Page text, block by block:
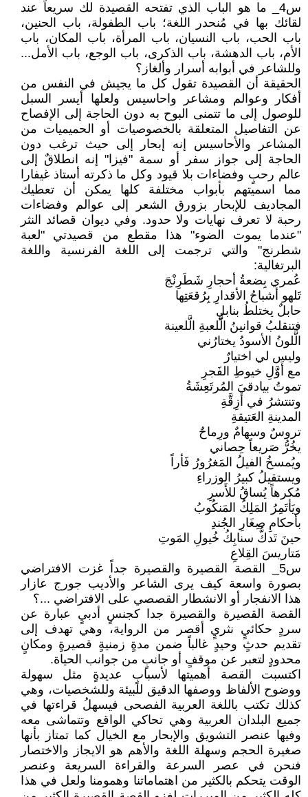
س4_ ما هو الباب الذي تفتحه القصيدة لك سريعاً عند
لقائك بها في مُنحدر اللغة؛ باب الطفولة، باب الحنين،
باب الحب، باب النسيان، باب المرأة، باب المكان، باب
الأم، باب الدهشة، باب الذكرى، باب الوجع، باب الأمل...
وللشاعر في أبوابه أسرار وألغاز؟
الحقيقة أن القصيدة تقول كل ما يجيش في النفس من
أفكار وعوالم ومشاعر واحاسيس ولعلها أيسر السبل
للوصول إلى ما تتمنى البوح به دون الحاجة إلى الإفصاح
عن التفاصيل المتعلقة بالخصوصيات أو الحميميات من
المشاعر والأحاسيس إنه إبحار إلى حيث ترغب دون
الحاجة إلى جواز سفر أو سمة "فيزا" إنه انطلاقٌ إلى
عالم رحبٍ وفضاءات بلا قيود وكل ما ذكرته أستاذ غيفارا
مما اسميتهم بأبواب مختلفة كلها يمكن أن تعطيك
المجاديف للإبحار بزورق الشعر إلى عوالم وفضاءات
رحبة لا تعرف نهايات ولا حدود. وفي ديوان قصائد النثر
"عندما يموت الضوء" هذا مقطع من قصيدتي "لعبة
شطرنج" والتي ترجمت إلى اللغة الفرنسية واللغة
البرتغالية:
عُمري بِضعةُ أحجارِ شَطَرِنْجَ
تَلهو أشباحُ الأقدارِ بِرُقعَتِها
حابلٌ يختلطُ بنابلٍ
فتنقلبُ قوانينُ الُّلعبةِ الَّلعينة
الَّلونُ الأسودُ يختارُني
وليس لي اختيارٌ
مع أَوَّلِ خيوطِ الفَجرِ
تموتُ بيادقيَ المُرتَعِشَةُ
وتنتشرُ في أزِقَّةِ
المدينةِ العَتيقةِ
تروسٌ وسهامٌ ورِماحٌ
يخُرُّ صَريعاً حِصاني
ويُمسخُ الفيلُ المَغرُورُ فَأراً
ويستقيلُ كبيرُ الوزراءِ
مُكرهاً يُساقُ للأَسرِ
ويَأتَمِرُ المَلِكُ المَنكُوبُ
بأحكامِ صِغَارِ الجُندِ
حينَ تَدكُّ سنابِكُ خُيولِ المَوتِ
مَتاريسَ القِلاعِ
س5_ القصة القصيرة والقصيرة جداً غزت الافتراضي
بصورة واسعة كيف يرى الشاعر والأديب جورج عازار
هذا الانفجار أو الانشطار القصصي على الافتراضي ...؟
القصة القصيرة والقصيرة جدا كجنسٍ أدبيٍ عبارة عن
سردٍ حكائيٍ نثريٍ أقصر من الرواية، وهي تهدف إلى
تقديم حدثٍ وحيدٍ غالباً ضمن مدةٍ زمنيةٍ قصيرةٍ ومكانٍ
محدودٍ لتعبر عن موقفٍ أو جانبٍ من جوانب الحياة.
اكتسبت القصة أهميتها لأسبابٍ عديدةٍ مثل سهولة
ووضوح الألفاظ ووصفها الدقيق للبيئة وللشخصيات، وهي
كذلك تكتب باللغة العربية الفصحى فيسهلُ قراءتها في
جميع البلدان العربية وهي تحاكي الواقع وتتماشى معه
وفيها عنصر التشويق والإبحار مع الخيال كما تمتاز بأنها
صغيرة الحجم وسهلة اللغة والأهم هو الايجاز والاختصار
فنحن في عصر السرعة والقراءة السريعة وعنصر
الوقت يتحكم بالكثير من اهتماماتنا وهمومنا ولعل في هذا